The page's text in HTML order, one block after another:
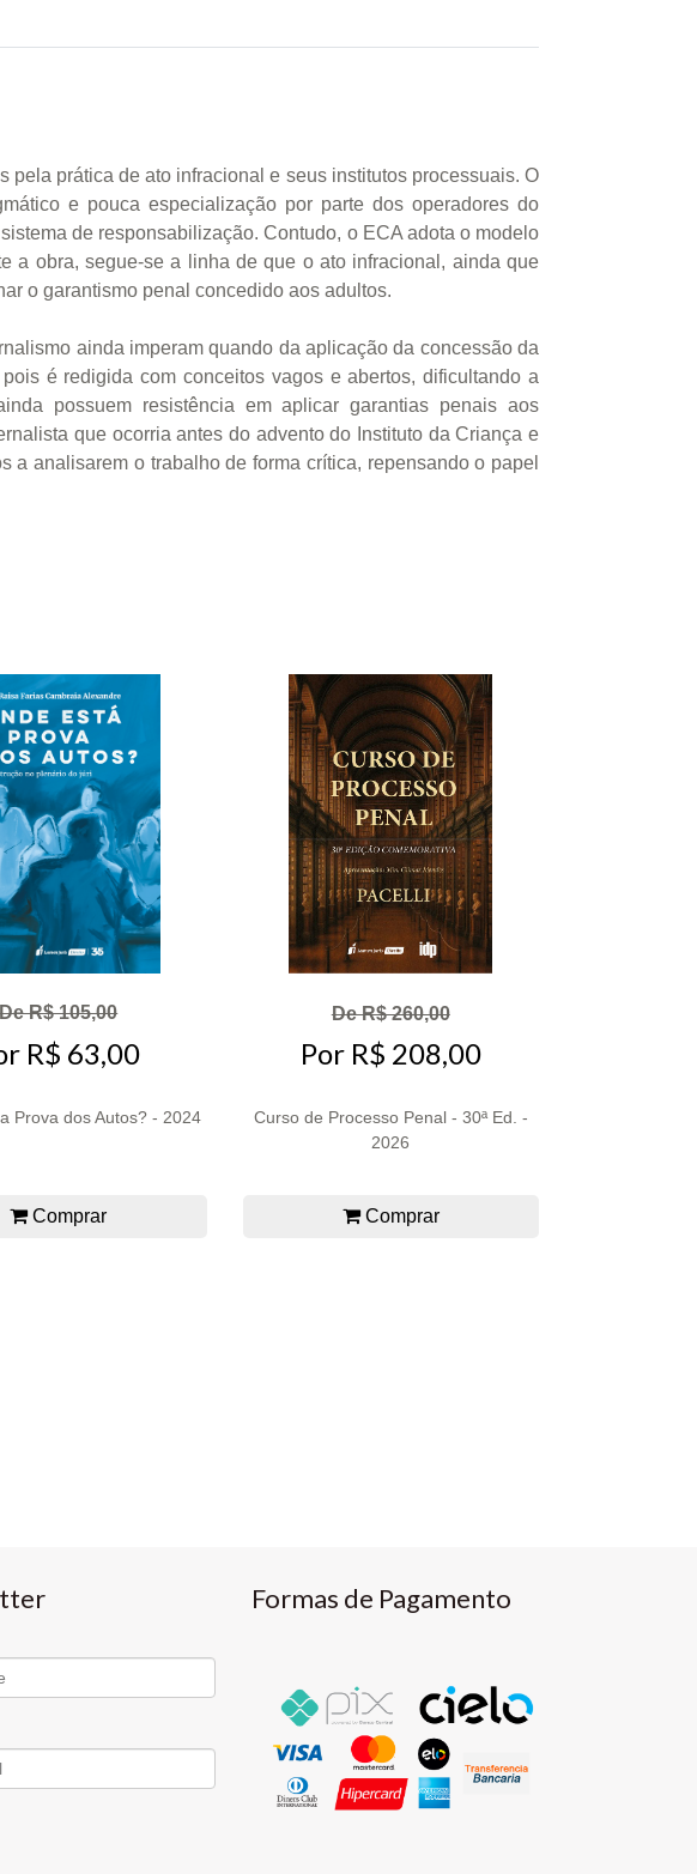
prática de ato infracional e seus institutos processuais. O
e pouca especialização por parte dos operadores do
de responsabilização. Contudo, o ECA adota o modelo
a obra, segue-se a linha de que o ato infracional, ainda que
o garantismo penal concedido aos adultos.
ainda imperam quando da aplicação da concessão da
é redigida com conceitos vagos e abertos, dificultando a
possuem resistência em aplicar garantias penais aos
que ocorria antes do advento do Instituto da Criança e
analisarem o trabalho de forma crítica, repensando o papel
De R$ 105,00
R$ 63,00
Prova dos Autos? - 2024
Comprar
De R$ 260,00
Por R$ 208,00
Curso de Processo Penal - 30ª Ed. -
2026
Comprar
Formas de Pagamento